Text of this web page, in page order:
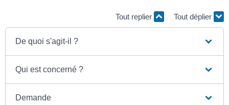
Tout replier Tout déplier
De quoi s'agit-il ?
Qui est concerné ?
Demande